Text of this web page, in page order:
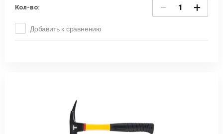
Кол-во: − +
Добавить к сравнению